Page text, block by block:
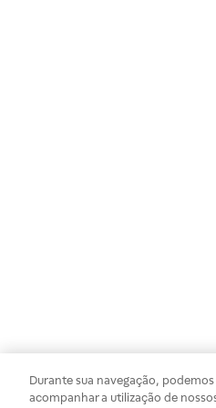
Durante sua navegação,
acompanhar a utilização de